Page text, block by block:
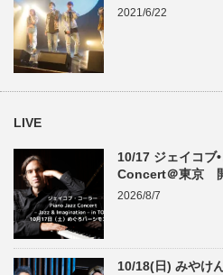
2021/6/22
LIVE
10/17 ジェイコブ
Concert＠東京
2026/8/7
10/18(日) みやけ